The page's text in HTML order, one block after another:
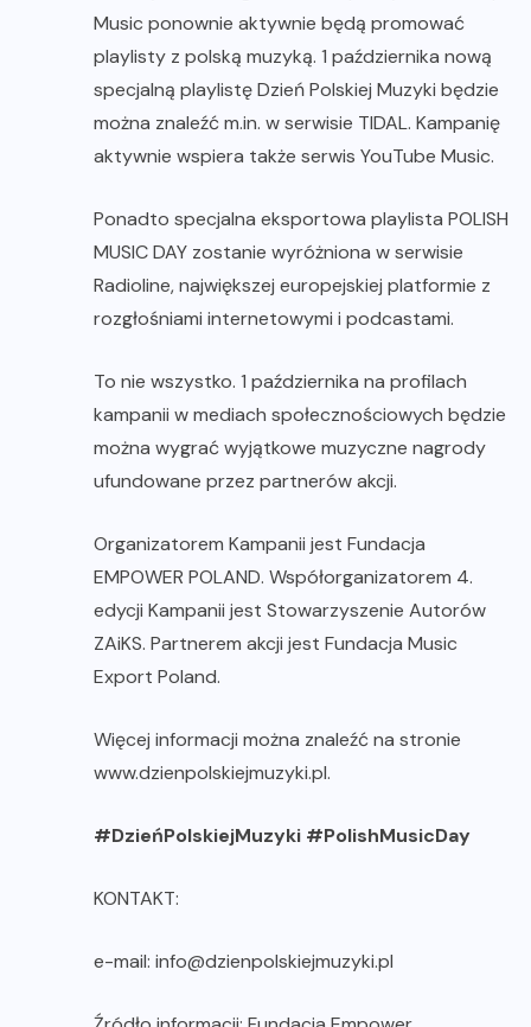
Music ponownie aktywnie będą promować
playlisty z polską muzyką. 1 października nową
specjalną playlistę Dzień Polskiej Muzyki będzie
można znaleźć m.in. w serwisie TIDAL. Kampanię
aktywnie wspiera także serwis YouTube Music.
Ponadto specjalna eksportowa playlista POLISH
MUSIC DAY zostanie wyróżniona w serwisie
Radioline, największej europejskiej platformie z
rozgłośniami internetowymi i podcastami.
To nie wszystko. 1 października na profilach
kampanii w mediach społecznościowych będzie
można wygrać wyjątkowe muzyczne nagrody
ufundowane przez partnerów akcji.
Organizatorem Kampanii jest Fundacja
EMPOWER POLAND. Współorganizatorem 4.
edycji Kampanii jest Stowarzyszenie Autorów
ZAiKS. Partnerem akcji jest Fundacja Music
Export Poland.
Więcej informacji można znaleźć na stronie
www.dzienpolskiejmuzyki.pl.
#DzieńPolskiejMuzyki #PolishMusicDay
KONTAKT:
e-mail: info@dzienpolskiejmuzyki.pl